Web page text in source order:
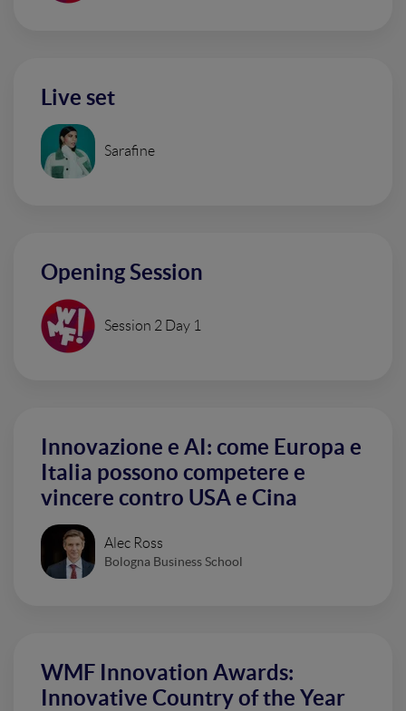
Live set
Sarafine
Opening Session
Session 2 Day 1
Innovazione e AI: come Europa e
Italia possono competere e
vincere contro USA e Cina
Alec Ross
Bologna Business School
WMF Innovation Awards:
Innovative Country of the Year